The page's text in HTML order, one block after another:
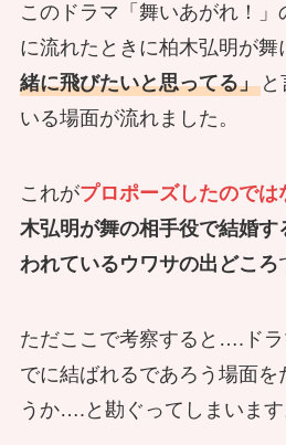
このドラマ「舞いあがれ！
に流れたときに柏木弘明が舞
緒に飛びたいと思ってる」と
いる場面が流れました。
これがプロポーズしたのでは
木弘明が舞の相手役で結婚す
われているウワサの出どころ
ただここで考察すると….ド
でに結ばれるであろう場面を
うか….と勘ぐってしまいます